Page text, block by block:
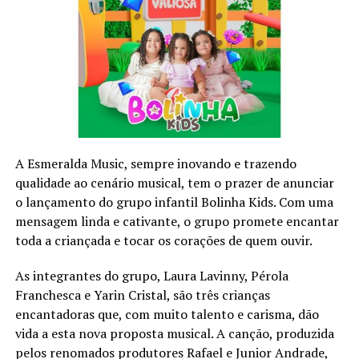
do artigo 137 ao artigo 141. Basicamente, a
Constituição brasileira define que o estado de sítio
poder ser decretado em três situações:
Comoção grave de repercussão nacional;
Fracasso das medidas tomadas no estado de defesa;
Declaração de guerra ou resposta à agressão armada
estrangeira.
O decreto do estado de sítio só acontece se o presidente
seguir o seguinte roteiro: primeiro, ele deve consultar o
Conselho da República e o Conselho da Defesa. Uma vez
feita a consulta (o papel dos dois conselhos é apenas
opinativo), o presidente deve encaminhar pedido de
O estado de sítio só pode ser implantado no Brasil caso
seja aprovado no Congresso Nacional.
O estado de sítio só pode ser implantado no Brasil caso
seja aprovado no Congresso Nacional.
A Esmeralda Music, sempre inovando e trazendo
qualidade ao cenário musical, tem o prazer de anunciar
o lançamento do grupo infantil Bolinha Kids. Com uma
mensagem linda e cativante, o grupo promete encantar
toda a criançada e tocar os corações de quem ouvir.
As integrantes do grupo, Laura Lavinny, Pérola
Franchesca e Yarin Cristal, são três crianças
encantadoras que, com muito talento e carisma, dão
vida a esta nova proposta musical. A canção, produzida
pelos renomados produtores Rafael e Junior Andrade,